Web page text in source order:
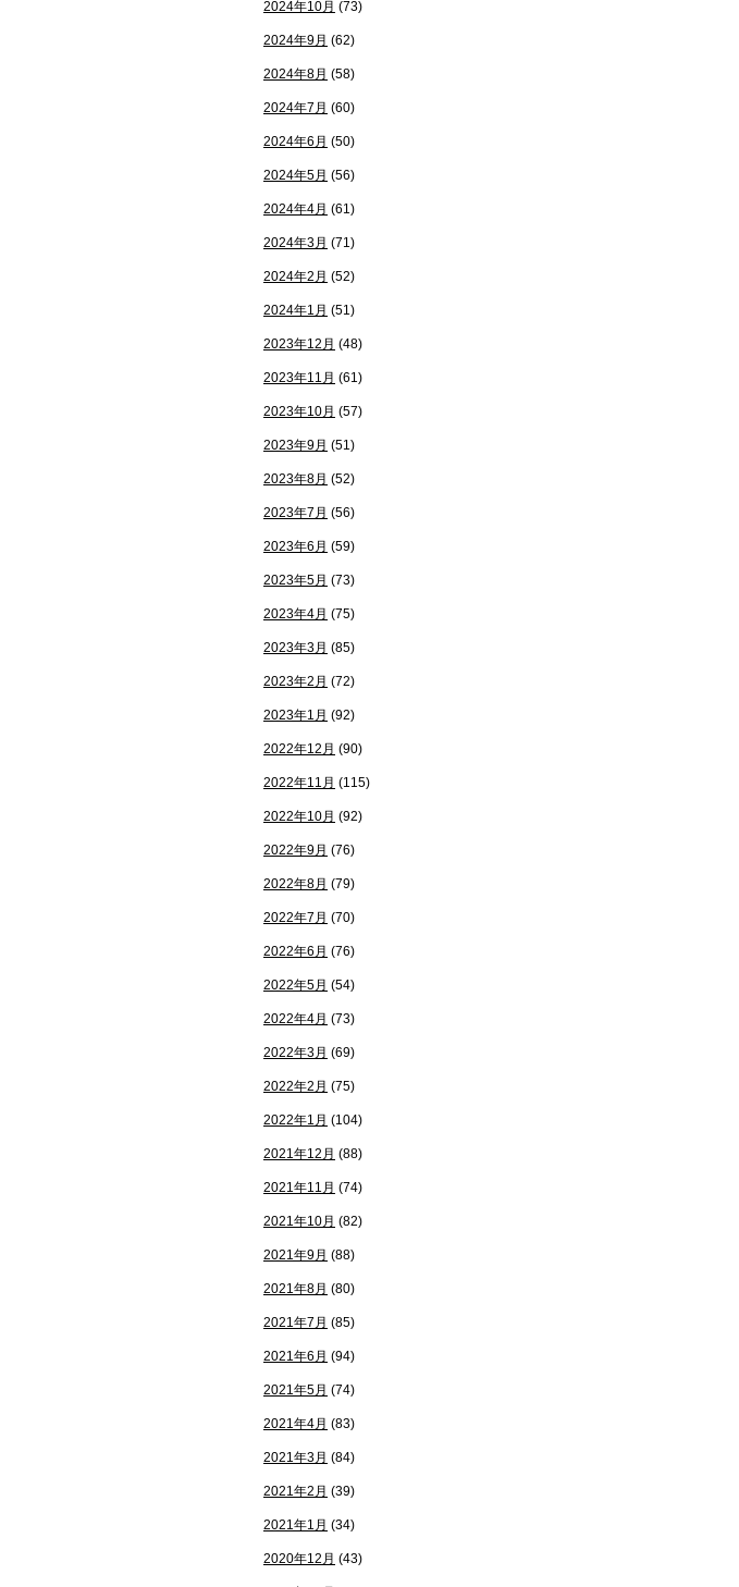
2024年10月 (73)
2024年9月 (62)
2024年8月 (58)
2024年7月 (60)
2024年6月 (50)
2024年5月 (56)
2024年4月 (61)
2024年3月 (71)
2024年2月 (52)
2024年1月 (51)
2023年12月 (48)
2023年11月 (61)
2023年10月 (57)
2023年9月 (51)
2023年8月 (52)
2023年7月 (56)
2023年6月 (59)
2023年5月 (73)
2023年4月 (75)
2023年3月 (85)
2023年2月 (72)
2023年1月 (92)
2022年12月 (90)
2022年11月 (115)
2022年10月 (92)
2022年9月 (76)
2022年8月 (79)
2022年7月 (70)
2022年6月 (76)
2022年5月 (54)
2022年4月 (73)
2022年3月 (69)
2022年2月 (75)
2022年1月 (104)
2021年12月 (88)
2021年11月 (74)
2021年10月 (82)
2021年9月 (88)
2021年8月 (80)
2021年7月 (85)
2021年6月 (94)
2021年5月 (74)
2021年4月 (83)
2021年3月 (84)
2021年2月 (39)
2021年1月 (34)
2020年12月 (43)